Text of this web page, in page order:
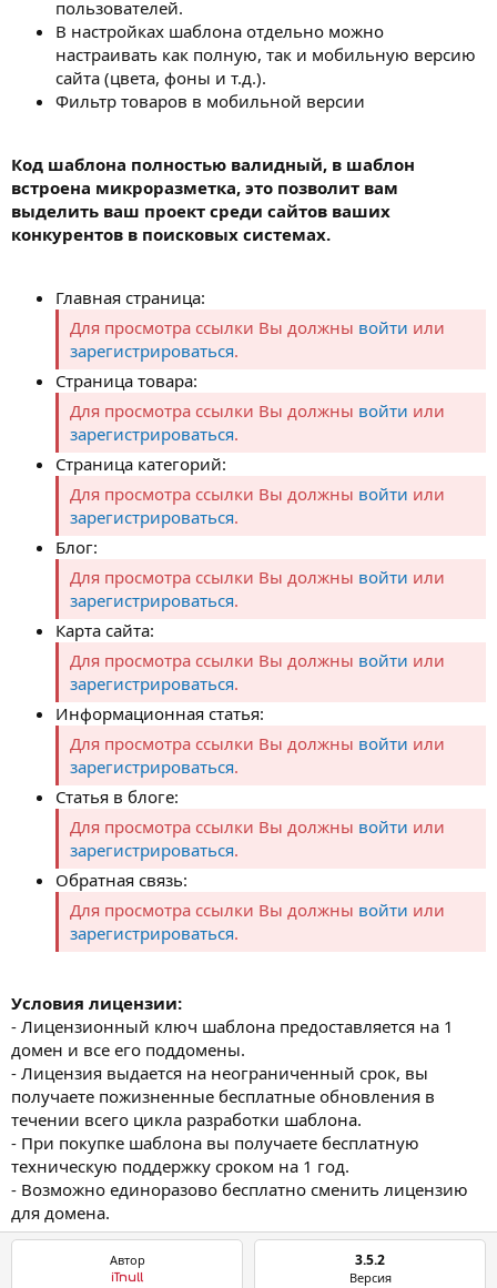
пользователей.
В настройках шаблона отдельно можно
настраивать как полную, так и мобильную версию
сайта (цвета, фоны и т.д.).
Фильтр товаров в мобильной версии
Код шаблона полностью валидный, в шаблон
встроена микроразметка, это позволит вам
выделить ваш проект среди сайтов ваших
конкурентов в поисковых системах.
Главная страница:
Для просмотра ссылки Вы должны войти или
зарегистрироваться.
Страница товара:
Для просмотра ссылки Вы должны войти или
зарегистрироваться.
Страница категорий:
Для просмотра ссылки Вы должны войти или
зарегистрироваться.
Блог:
Для просмотра ссылки Вы должны войти или
зарегистрироваться.
Карта сайта:
Для просмотра ссылки Вы должны войти или
зарегистрироваться.
Информационная статья:
Для просмотра ссылки Вы должны войти или
зарегистрироваться.
Статья в блоге:
Для просмотра ссылки Вы должны войти или
зарегистрироваться.
Обратная связь:
Для просмотра ссылки Вы должны войти или
зарегистрироваться.
Условия лицензии:
- Лицензионный ключ шаблона предоставляется на 1
домен и все его поддомены.
- Лицензия выдается на неограниченный срок, вы
получаете пожизненные бесплатные обновления в
течении всего цикла разработки шаблона.
- При покупке шаблона вы получаете бесплатную
техническую поддержку сроком на 1 год.
- Возможно единоразово бесплатно сменить лицензию
для домена.
Автор
iTnull
3.5.2
Версия